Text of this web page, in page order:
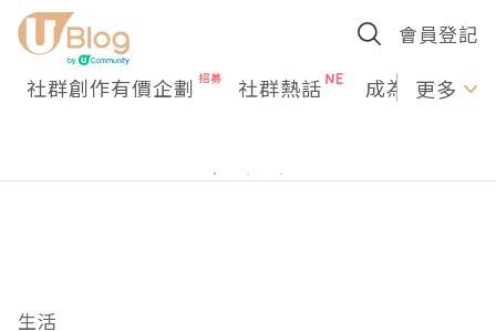
會員登記
社群創作有價企劃 社群熱話 成為U更多
生活